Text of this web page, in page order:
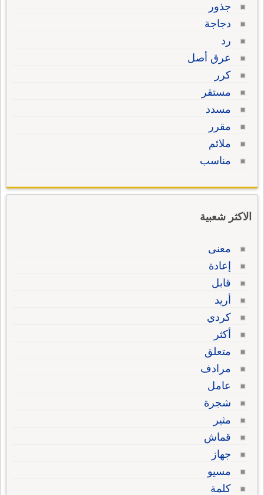
جذور
دجاجة
رد
عرق أصل
كرر
مستقر
مسدد
مقرر
ملائم
مناسب
الاكثر شعبية
معنى
إعادة
قابل
أريد
كردي
أكثر
متعلق
مرادف
عامل
شجرة
مثير
قماش
جهاز
مسيو
كلمة